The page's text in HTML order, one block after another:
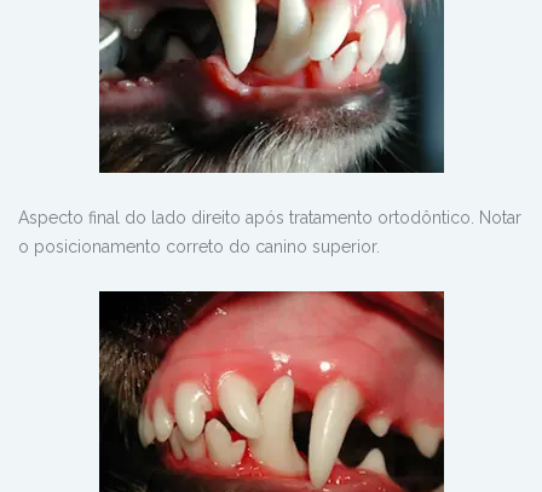
Aspecto final do lado direito após tratamento ortodôntico. Notar
o posicionamento correto do canino superior.